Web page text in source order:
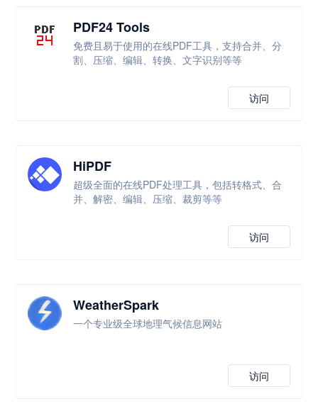
PDF24 Tools
免费且易于使用的在线PDF工具，支持合并、分
割、压缩、编辑、转换、文字识别等等
访问
HiPDF
超级全面的在线PDF处理工具，包括转格式、合
并、解密、编辑、压缩、裁剪等等
访问
WeatherSpark
一个专业级全球地理气候信息网站
访问